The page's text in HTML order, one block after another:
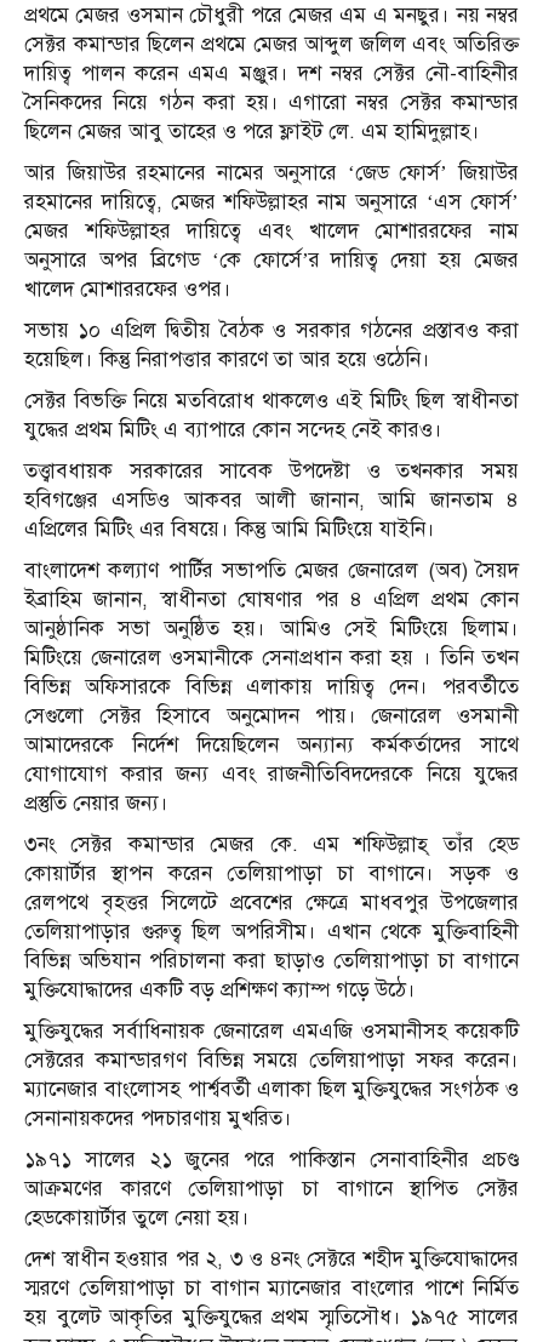
প্রথমে মেজর ওসমান চৌধুরী পরে মেজর এম এ মনছুর। নয় নম্বর
সেক্টর কমান্ডার ছিলেন প্রথমে মেজর আব্দুল জলিল এবং অতিরিক্ত
দায়িত্ব পালন করেন এমএ মঞ্জুর। দশ নম্বর সেক্টর নৌ-বাহিনীর
সৈনিকদের নিয়ে গঠন করা হয়। এগারো নম্বর সেক্টর কমান্ডার
ছিলেন মেজর আবু তাহের ও পরে ফ্লাইট লে. এম হামিদুল্লাহ।
আর জিয়াউর রহমানের নামের অনুসারে ‘জেড ফোর্স’ জিয়াউর
রহমানের দায়িত্বে, মেজর শফিউল্লাহর নাম অনুসারে ‘এস ফোর্স’
মেজর শফিউল্লাহর দায়িত্বে এবং খালেদ মোশাররফের নাম
অনুসারে অপর ব্রিগেড ‘কে ফোর্সে’র দায়িত্ব দেয়া হয় মেজর
খালেদ মোশাররফের ওপর।
সভায় ১০ এপ্রিল দ্বিতীয় বৈঠক ও সরকার গঠনের প্রস্তাবও করা
হয়েছিল। কিন্তু নিরাপত্তার কারণে তা আর হয়ে ওঠেনি।
সেক্টর বিভক্তি নিয়ে মতবিরোধ থাকলেও এই মিটিং ছিল স্বাধীনতা
যুদ্ধের প্রথম মিটিং এ ব্যাপারে কোন সন্দেহ নেই কারও।
তত্ত্বাবধায়ক সরকারের সাবেক উপদেষ্টা ও তখনকার সময়
হবিগঞ্জের এসডিও আকবর আলী জানান, আমি জানতাম ৪
এপ্রিলের মিটিং এর বিষয়ে। কিন্তু আমি মিটিংয়ে যাইনি।
বাংলাদেশ কল্যাণ পার্টির সভাপতি মেজর জেনারেল (অব) সৈয়দ
ইব্রাহিম জানান, স্বাধীনতা ঘোষণার পর ৪ এপ্রিল প্রথম কোন
আনুষ্ঠানিক সভা অনুষ্ঠিত হয়। আমিও সেই মিটিংয়ে ছিলাম।
মিটিংয়ে জেনারেল ওসমানীকে সেনাপ্রধান করা হয় । তিনি তখন
বিভিন্ন অফিসারকে বিভিন্ন এলাকায় দায়িত্ব দেন। পরবর্তীতে
সেগুলো সেক্টর হিসাবে অনুমোদন পায়। জেনারেল ওসমানী
আমাদেরকে নির্দেশ দিয়েছিলেন অন্যান্য কর্মকর্তাদের সাথে
যোগাযোগ করার জন্য এবং রাজনীতিবিদদেরকে নিয়ে যুদ্ধের
প্রস্তুতি নেয়ার জন্য।
৩নং সেক্টর কমান্ডার মেজর কে. এম শফিউল্লাহ্ তাঁর হেড
কোয়ার্টার স্থাপন করেন তেলিয়াপাড়া চা বাগানে। সড়ক ও
রেলপথে বৃহত্তর সিলেটে প্রবেশের ক্ষেত্রে মাধবপুর উপজেলার
তেলিয়াপাড়ার গুরুত্ব ছিল অপরিসীম। এখান থেকে মুক্তিবাহিনী
বিভিন্ন অভিযান পরিচালনা করা ছাড়াও তেলিয়াপাড়া চা বাগানে
মুক্তিযোদ্ধাদের একটি বড় প্রশিক্ষণ ক্যাম্প গড়ে উঠে।
মুক্তিযুদ্ধের সর্বাধিনায়ক জেনারেল এমএজি ওসমানীসহ কয়েকটি
সেক্টরের কমান্ডারগণ বিভিন্ন সময়ে তেলিয়াপাড়া সফর করেন।
ম্যানেজার বাংলোসহ পার্শ্ববর্তী এলাকা ছিল মুক্তিযুদ্ধের সংগঠক ও
সেনানায়কদের পদচারণায় মুখরিত।
১৯৭১ সালের ২১ জুনের পরে পাকিস্তান সেনাবাহিনীর প্রচণ্ড
আক্রমণের কারণে তেলিয়াপাড়া চা বাগানে স্থাপিত সেক্টর
হেডকোয়ার্টার তুলে নেয়া হয়।
দেশ স্বাধীন হওয়ার পর ২, ৩ ও ৪নং সেক্টরে শহীদ মুক্তিযোদ্ধাদের
স্মরণে তেলিয়াপাড়া চা বাগান ম্যানেজার বাংলোর পাশে নির্মিত
হয় বুলেট আকৃতির মুক্তিযুদ্ধের প্রথম স্মৃতিসৌধ। ১৯৭৫ সালের